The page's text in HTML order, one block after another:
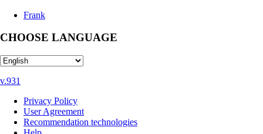
Frank
CHOOSE LANGUAGE
v.931
Privacy Policy
User Agreement
Recommendation technologies